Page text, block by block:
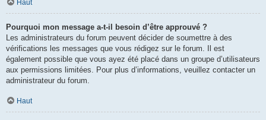
Haut
Pourquoi mon message a-t-il besoin d’être approuvé ?
Les administrateurs du forum peuvent décider de soumettre à des
vérifications les messages que vous rédigez sur le forum. Il est
également possible que vous ayez été placé dans un groupe d’utilisateurs
aux permissions limitées. Pour plus d’informations, veuillez contacter un
administrateur du forum.
Haut